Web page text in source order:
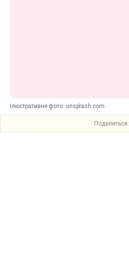
Ілюстративне фото: unsplash.com
Поделиться: